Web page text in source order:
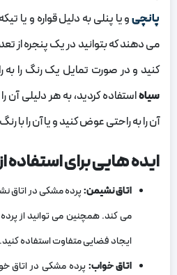
پانچیو یا پنلی به دلیل قواره و یا
می دهند که بتوانید در یک پنجره از
کنید و در صورت تمایل یک رنگ را به
سیاهاستفاده کردید، به هر دلیلی
آن را به راحتی عوض کنید و یا آن را با
ایده‌ هایی برای استفاده
اتاق نشیمن:پرده مشکی در اتاق
می کند. همچنین می‌ توانید از
ایجاد فضایی متفاوت استفاده کنید.
اتاق خواب:پرده مشکی در اتاق